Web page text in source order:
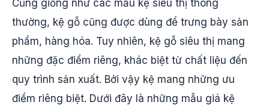
Cũng giống như các mẫu kệ siêu thị thông
thường, kệ gỗ cũng được dùng để trưng bày sản
phẩm, hàng hóa. Tuy nhiên, kệ gỗ siêu thị mang
những đặc điểm riêng, khác biệt từ chất liệu đến
quy trình sản xuất. Bởi vậy kệ mang những ưu
điểm riêng biệt. Dưới đây là những mẫu giá kệ